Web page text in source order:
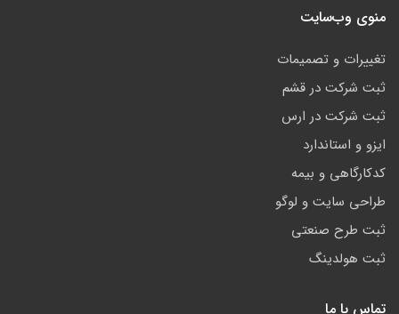
منوی وب‌سایت
تغییرات و تصمیمات
ثبت شرکت در قشم
ثبت شرکت در ارس
ایزو و استاندارد
کدکارگاهی و بیمه
طراحی سایت و لوگو
ثبت طرح صنعتی
ثبت هولدینگ
تماس با ما